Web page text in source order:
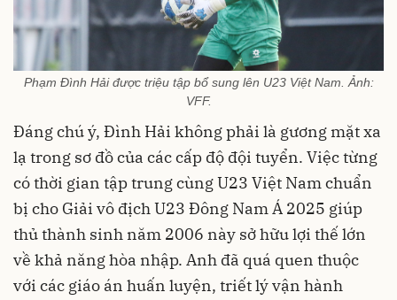
Phạm Đình Hải được triệu tập bổ sung lên U23 Việt Nam. Ảnh:
VFF.
Đáng chú ý, Đình Hải không phải là gương mặt xa
lạ trong sơ đồ của các cấp độ đội tuyển. Việc từng
có thời gian tập trung cùng U23 Việt Nam chuẩn
bị cho Giải vô địch U23 Đông Nam Á 2025 giúp
thủ thành sinh năm 2006 này sở hữu lợi thế lớn
về khả năng hòa nhập. Anh đã quá quen thuộc
với các giáo án huấn luyện, triết lý vận hành